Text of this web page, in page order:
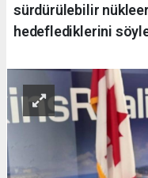
sürdürülebilir
hedeflediklerini